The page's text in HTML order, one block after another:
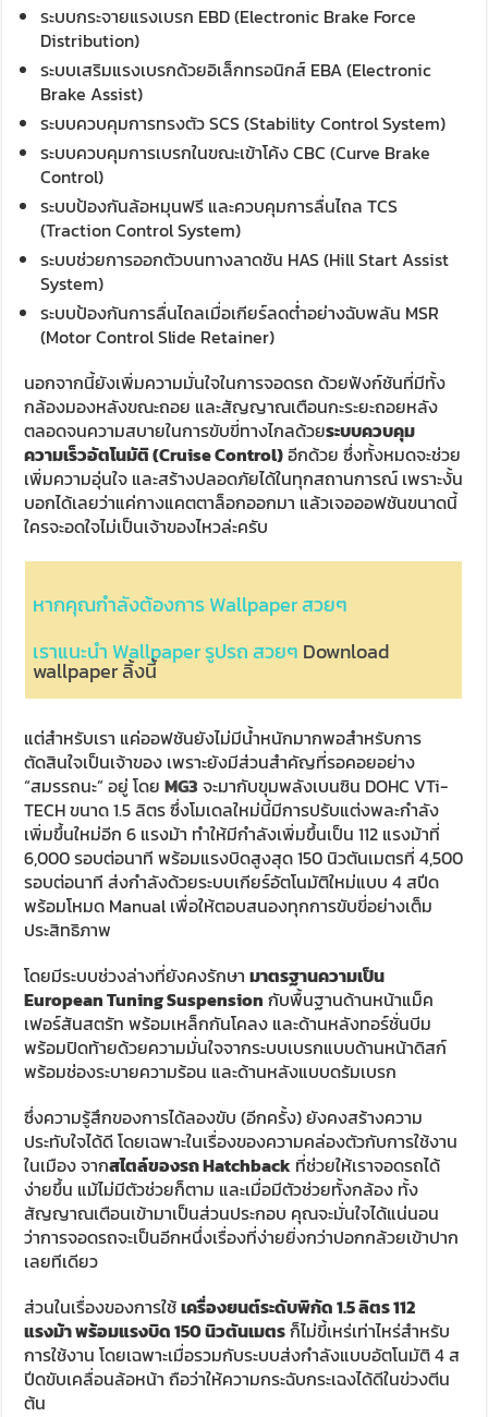
ระบบกระจายแรงเบรก EBD (Electronic Brake Force
Distribution)
ระบบเสริมแรงเบรกด้วยอิเล็กทรอนิกส์ EBA (Electronic
Brake Assist)
ระบบควบคุมการทรงตัว SCS (Stability Control System)
ระบบควบคุมการเบรกในขณะเข้าโค้ง CBC (Curve Brake
Control)
ระบบป้องกันล้อหมุนฟรี และควบคุมการลื่นไถล TCS
(Traction Control System)
ระบบช่วยการออกตัวบนทางลาดชัน HAS (Hill Start Assist
System)
ระบบป้องกันการลื่นไถลเมื่อเกียร์ลดต่ำอย่างฉับพลัน MSR
(Motor Control Slide Retainer)
นอกจากนี้ยังเพิ่มความมั่นใจในการจอดรถ ด้วยฟังก์ชันที่มีทั้ง
กล้องมองหลังขณะถอย และสัญญาณเตือนกะระยะถอยหลัง
ตลอดจนความสบายในการขับขี่ทางไกลด้วยระบบควบคุม
ความเร็วอัตโนมัติ (Cruise Control)อีกด้วย ซึ่งทั้งหมดจะช่วย
เพิ่มความอุ่นใจ และสร้างปลอดภัยได้ในทุกสถานการณ์ เพราะงั้น
บอกได้เลยว่าแค่กางแคตตาล็อกออกมา แล้วเจอออฟชันขนาดนี้
ใครจะอดใจไม่เป็นเจ้าของไหวล่ะครับ
หากคุณกำลังต้องการ Wallpaper สวยๆ
เราแนะนำ Wallpaper รูปรถ สวยๆ Download
wallpaper ลิ้งนี้
แต่สำหรับเรา แค่ออฟชันยังไม่มีน้ำหนักมากพอสำหรับการ
ตัดสินใจเป็นเจ้าของ เพราะยังมีส่วนสำคัญที่รอคอยอย่าง
“สมรรถนะ” อยู่ โดยMG3 จะมากับขุมพลังเบนซิน DOHC VTi-
TECH ขนาด 1.5 ลิตร ซึ่งโมเดลใหม่นี้มีการปรับแต่งพละกำลัง
เพิ่มขึ้นใหม่อีก 6 แรงม้า ทำให้มีกำลังเพิ่มขึ้นเป็น 112 แรงม้าที่
6,000 รอบต่อนาที พร้อมแรงบิดสูงสุด 150 นิวตันเมตรที่ 4,500
รอบต่อนาที ส่งกำลังด้วยระบบเกียร์อัตโนมัติใหม่แบบ 4 สปีด
พร้อมโหมด Manual เพื่อให้ตอบสนองทุกการขับขี่อย่างเต็ม
ประสิทธิภาพ
โดยมีระบบช่วงล่างที่ยังคงรักษามาตรฐานความเป็น
European Tuning Suspension กับพื้นฐานด้านหน้าแม็ค
เฟอร์สันสตรัท พร้อมเหล็กกันโคลง และด้านหลังทอร์ชั่นบีม
พร้อมปิดท้ายด้วยความมั่นใจจากระบบเบรกแบบด้านหน้าดิสก์
พร้อมช่องระบายความร้อน และด้านหลังแบบดรัมเบรก
ซึ่งความรู้สึกของการได้ลองขับ (อีกครั้ง) ยังคงสร้างความ
ประทับใจได้ดี โดยเฉพาะในเรื่องของความคล่องตัวกับการใช้งาน
ในเมือง จากสไตล์ของรถ Hatchback ที่ช่วยให้เราจอดรถได้
ง่ายขึ้น แม้ไม่มีตัวช่วยก็ตาม และเมื่อมีตัวช่วยทั้งกล้อง ทั้ง
สัญญาณเตือนเข้ามาเป็นส่วนประกอบ คุณจะมั่นใจได้แน่นอน
ว่าการจอดรถจะเป็นอีกหนึ่งเรื่องที่ง่ายยิ่งกว่าปอกกล้วยเข้าปาก
เลยทีเดียว
ส่วนในเรื่องของการใช้เครื่องยนต์ระดับพิกัด 1.5 ลิตร 112
แรงม้า พร้อมแรงบิด 150 นิวตันเมตรก็ไม่ขี้เหร่เท่าไหร่สำหรับ
การใช้งาน โดยเฉพาะเมื่อรวมกับระบบส่งกำลังแบบอัตโนมัติ 4 ส
ปีดขับเคลื่อนล้อหน้า ถือว่าให้ความกระฉับกระเฉงได้ดีในข่วงตีน
ต้น